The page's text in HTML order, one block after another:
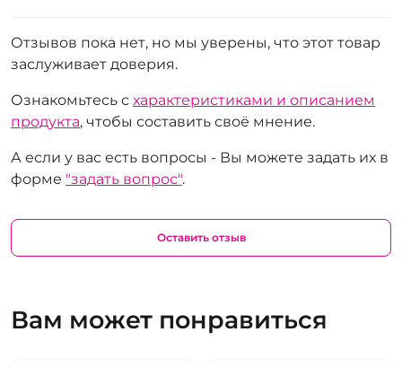
Отзывов пока нет, но мы уверены, что этот товар
заслуживает доверия.
Ознакомьтесь с характеристиками и описанием
продукта, чтобы составить своё мнение.
А если у вас есть вопросы - Вы можете задать их в
форме "задать вопрос".
Оставить отзыв
Вам может понравиться